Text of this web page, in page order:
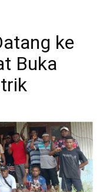
ke
Buka